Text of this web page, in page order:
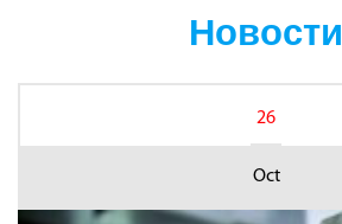
Новости
26
Oct